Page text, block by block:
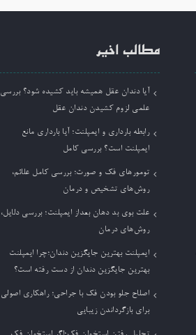
مطالب اخیر
آیا دندان عقل همیشه باید کشیده شود؟ بررسی
علمی لزوم کشیدن دندان عقل
رابطه بارداری و ایمپلنت؛ آیا بارداری مانع
ایمپلنت است؟ بررسی کامل
تومورهای فک و صورت؛ بررسی کامل علائم،
روش‌های تشخیص و درمان
علت بوی بد دهان بعداز ایمپلنت؛ بررسی دلایل،
روش‌های درمان
ایمپلنت بهترین جایگزین دندان؛چرا ایمپلنت
بهترین جایگزین دندان از دست رفته است؟
اصلاح جلو بودن فک با جراحی؛ راهکاری اصولی
برای بازگرداندن زیبایی